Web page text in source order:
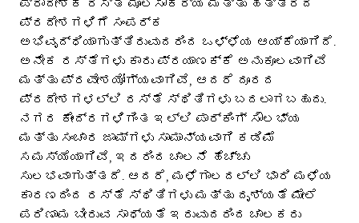
ಪ್ರಾದೇಶಿಕ ರಸ್ತೆ ಮೂಲಸೌಕರ್ಯ ಮತ್ತು ಹತ್ತಿರದ
ಪ್ರದೇಶಗಳಿಗೆ ಸಂಪರ್ಕ
ಅಭಿವೃದ್ಧಿಯಾಗುತ್ತಿರುವುದರಿಂದ ಒಳ್ಳೆಯ ಆಯ್ಕೆಯಾಗಿದೆ.
ಅನೇಕ ರಸ್ತೆಗಳು ಕಾರು ಪ್ರಯಾಣಕ್ಕೆ ಅನುಕೂಲವಾಗಿವೆ
ಮತ್ತು ಪ್ರವೇಶಯೋಗ್ಯವಾಗಿವೆ, ಆದರೆ ದೂರದ
ಪ್ರದೇಶಗಳಲ್ಲಿ ರಸ್ತೆ ಸ್ಥಿತಿಗಳು ಬದಲಾಗಬಹುದು.
ನಗರ ಕೇಂದ್ರಗಳಿಗಿಂತ ಇಲ್ಲಿ ಪಾರ್ಕಿಂಗ್ ಸೌಲಭ್ಯ
ಮತ್ತು ಸಂಚಾರ ಜಾಮ್‌ಗಳು ಸಾಮಾನ್ಯವಾಗಿ ಕಡಿಮೆ
ಸಮಸ್ಯೆಯಾಗಿವೆ, ಇದರಿಂದ ಚಾಲನೆ ಹೆಚ್ಚು
ಸುಲಭವಾಗುತ್ತದೆ. ಆದರೆ, ಮಳೆಗಾಲದಲ್ಲಿ ಭಾರಿ ಮಳೆಯ
ಕಾರಣದಿಂದ ರಸ್ತೆ ಸ್ಥಿತಿಗಳು ಮತ್ತು ದೃಶ್ಯತೆ ಮೇಲೆ
ಪರಿಣಾಮ ಬೀರುವ ಸಾಧ್ಯತೆ ಇರುವುದರಿಂದ ಚಾಲಕರು